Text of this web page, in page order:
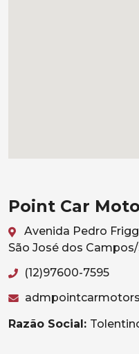
Point Car
Avenida Pedro
São José dos Campos/
(12)97600-7595
Razão Social: